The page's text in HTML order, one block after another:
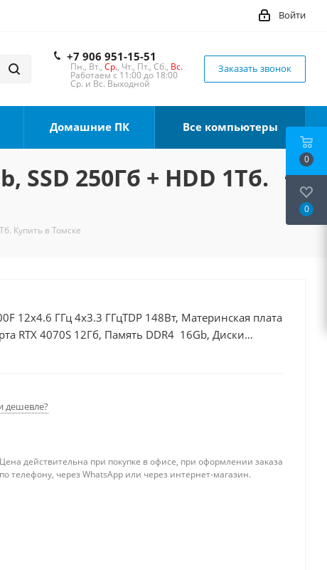
Войти
+7 906 951-15-51
Пн., Вт., Ср., Чт., Пт., Сб., Вс.
Работаем с 11:00 до 18:00
Ср. и Вс. Выходной
Заказать звонок
Домашние ПК Все компьютеры
SSD 250Гб + HDD 1Тб.
Купить в Томске
12x4.6 ГГц 4x3.3 ГГцTDP 148Вт, Материнская плата
RTX 4070S 12Гб, Память DDR4 16Gb, Диски
дешевле?
Цена действительна при покупке в офисе, при оформлении заказа
по телефону, через WhatsApp или через интернет-магазин.
0
0